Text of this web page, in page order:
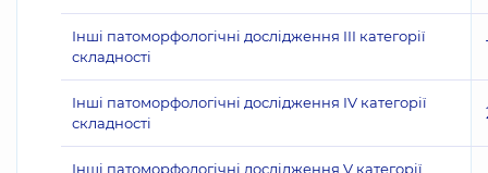
Інші патоморфологічні дослідження III категорії
складності
Інші патоморфологічні дослідження IV категорії
складності
Інші патоморфологічні дослідження V категорії